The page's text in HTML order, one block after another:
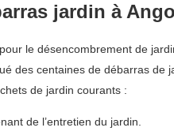
jardin à
le désencombrement de
des centaines de débarras de
de jardin courants :
de l’entretien du jardin.